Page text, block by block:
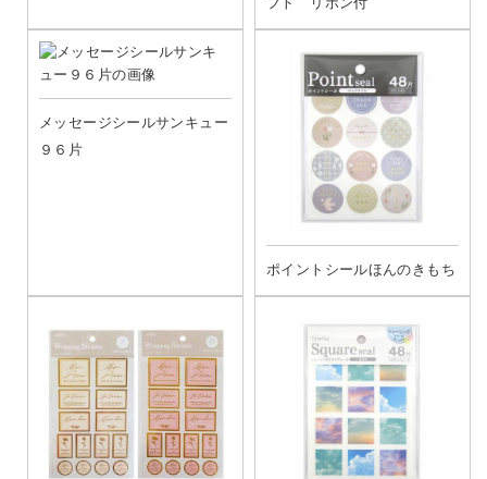
フト リボン付
メッセージシールサンキュー
９６片
ポイントシールほんのきもち